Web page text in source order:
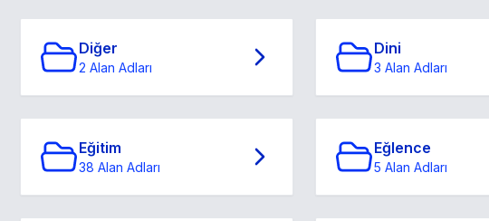
Diğer
2 Alan Adları
Dini
3 Alan Adları
Eğitim
38 Alan Adları
Eğlence
5 Alan Adları